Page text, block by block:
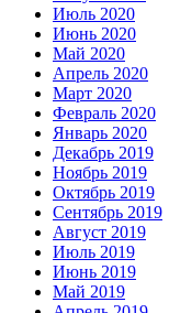
Июль 2020
Июнь 2020
Май 2020
Апрель 2020
Март 2020
Февраль 2020
Январь 2020
Декабрь 2019
Ноябрь 2019
Октябрь 2019
Сентябрь 2019
Август 2019
Июль 2019
Июнь 2019
Май 2019